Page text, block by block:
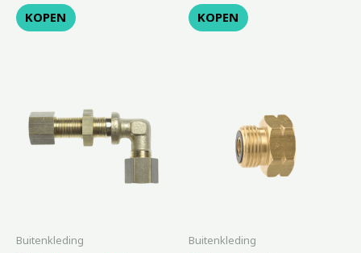
KOPEN KOPEN
Buitenkleding Buitenkleding